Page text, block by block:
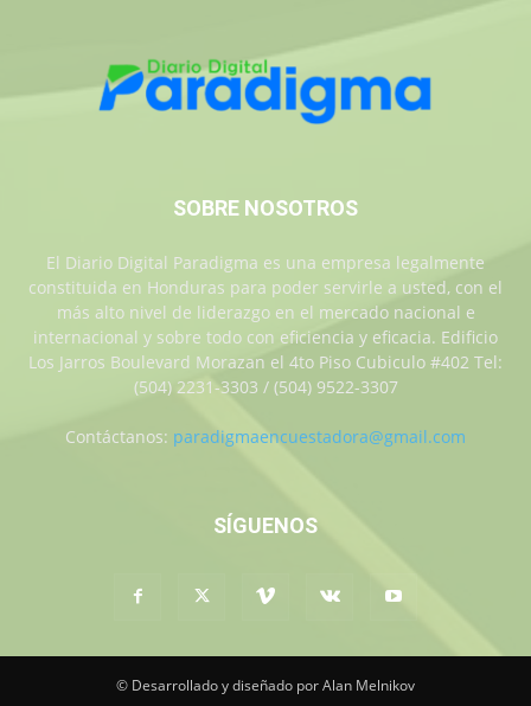
SOBRE NOSOTROS
El Diario Digital Paradigma es una empresa legalmente
constituida en Honduras para poder servirle a usted, con el
más alto nivel de liderazgo en el mercado nacional e
internacional y sobre todo con eficiencia y eficacia. Edificio
Los Jarros Boulevard Morazan el 4to Piso Cubiculo #402 Tel:
(504) 2231-3303 / (504) 9522-3307
Contáctanos: paradigmaencuestadora@gmail.com
SÍGUENOS
© Desarrollado y diseñado por Alan Melnikov